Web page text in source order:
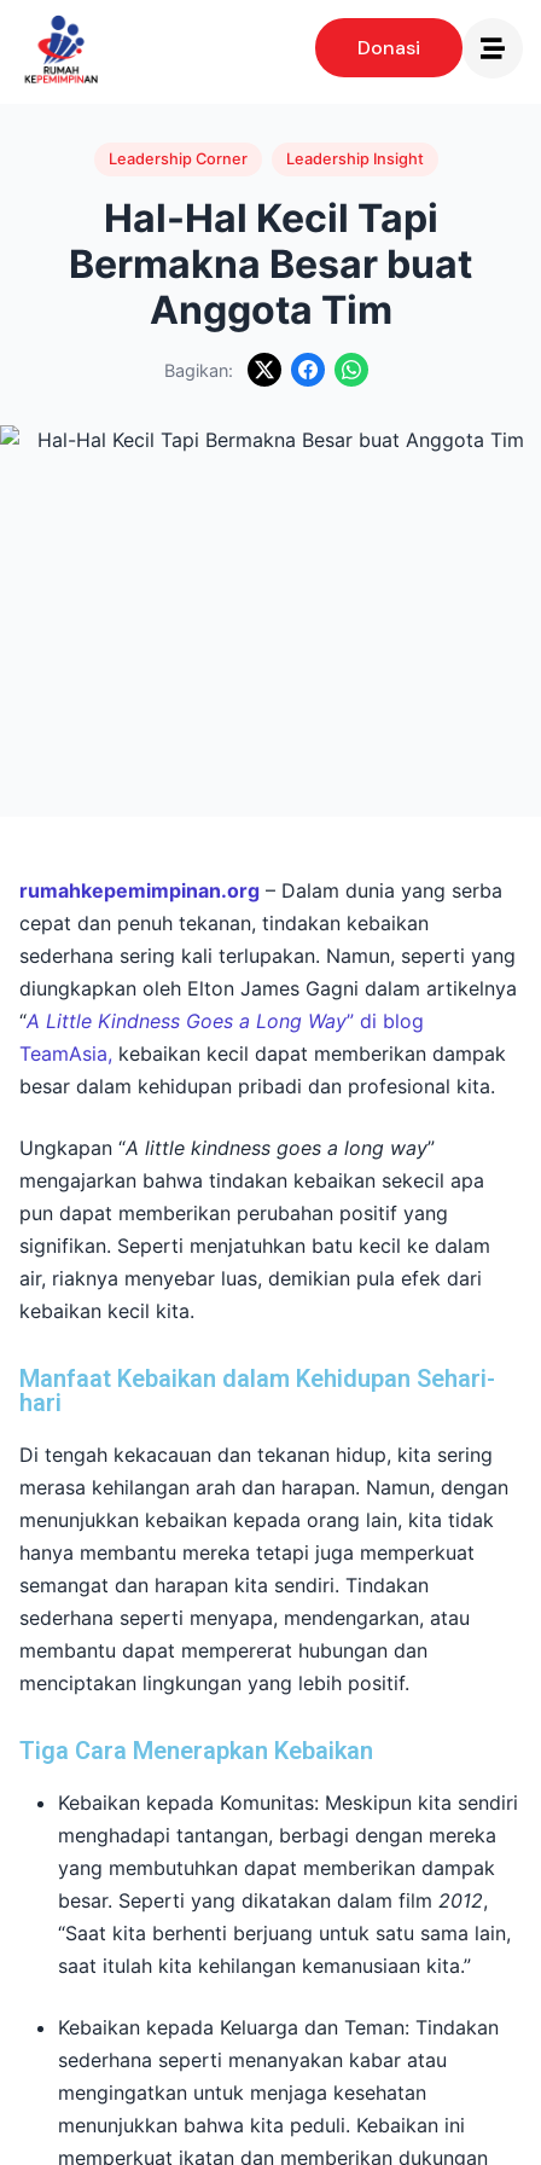
Donasi
Leadership Corner Leadership Insight
Hal-Hal Kecil Tapi
Bermakna Besar buat
Anggota Tim
Bagikan:
rumahkepemimpinan.org – Dalam dunia yang serba
cepat dan penuh tekanan, tindakan kebaikan
sederhana sering kali terlupakan. Namun, seperti yang
diungkapkan oleh Elton James Gagni dalam artikelnya
“A Little Kindness Goes a Long Way” di blog
TeamAsia, kebaikan kecil dapat memberikan dampak
besar dalam kehidupan pribadi dan profesional kita.
Ungkapan “A little kindness goes a long way”
mengajarkan bahwa tindakan kebaikan sekecil apa
pun dapat memberikan perubahan positif yang
signifikan. Seperti menjatuhkan batu kecil ke dalam
air, riaknya menyebar luas, demikian pula efek dari
kebaikan kecil kita.
Manfaat Kebaikan dalam Kehidupan Sehari-
hari
Di tengah kekacauan dan tekanan hidup, kita sering
merasa kehilangan arah dan harapan. Namun, dengan
menunjukkan kebaikan kepada orang lain, kita tidak
hanya membantu mereka tetapi juga memperkuat
semangat dan harapan kita sendiri. Tindakan
sederhana seperti menyapa, mendengarkan, atau
membantu dapat mempererat hubungan dan
menciptakan lingkungan yang lebih positif.
Tiga Cara Menerapkan Kebaikan
Kebaikan kepada Komunitas: Meskipun kita sendiri
menghadapi tantangan, berbagi dengan mereka
yang membutuhkan dapat memberikan dampak
besar. Seperti yang dikatakan dalam film 2012,
“Saat kita berhenti berjuang untuk satu sama lain,
saat itulah kita kehilangan kemanusiaan kita.”
Kebaikan kepada Keluarga dan Teman: Tindakan
sederhana seperti menanyakan kabar atau
mengingatkan untuk menjaga kesehatan
menunjukkan bahwa kita peduli. Kebaikan ini
memperkuat ikatan dan memberikan dukungan